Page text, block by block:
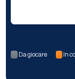
Da giocare In